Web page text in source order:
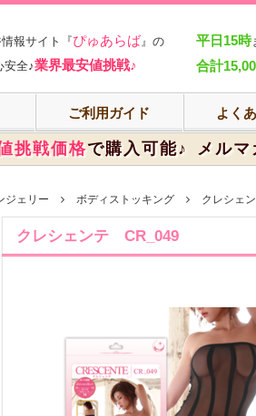
報サイト『ぴゅあらば』の
安全♪業界最安値挑戦♪
平日15時
合計
ご利用ガイド よく
挑戦価格で購入可能♪ メル
ジェリー ボディストッキング クレシェ
クレシェンテ CR_049